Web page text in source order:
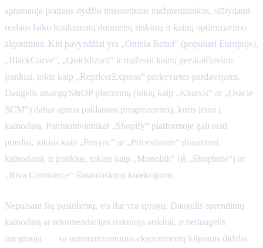
aptarnauja įvairaus dydžio internetinius mažmenininkus, siūlydami
realaus laiko konkurentų duomenų rinkimą ir kainų optimizavimo
algoritmus. Kiti pavyzdžiai yra „Omnia Retail“ (populiari Europoje),
„BlackCurve“, „Quicklizard“ ir mažesni kainų perskaičiavimo
įrankiai, tokie kaip „RepricerExpress“ prekyvietės pardavėjams.
Daugelis atsargų/S&OP platformų (tokių kaip „Kinaxis“ ar „Oracle
SCM“) dabar apima paklausos prognozavimą, kuris įeina į
kainodarą. Parduotuvininkai „Shopify“ platformoje gali rasti
priedus, tokius kaip „Prisync“ ar „Pricestimate“ dinaminei
kainodarai, ir įrankius, tokius kaip „Monolith“ (iš „Shopbrite“) ar
„Riva Commerce“ išmaniosioms kolekcijoms.
Nepaisant šių pasiūlymų, vis dar yra spragų. Daugelis sprendimų
kainodarą ar rekomendacijas traktuoja atskirai, ir nedaugelis
integruoja
su automatizuotomis eksperimentų kilpomis dideliu